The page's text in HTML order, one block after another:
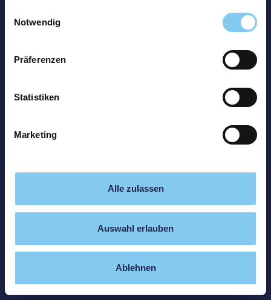
Notwendig
Präferenzen
Statistiken
Marketing
Alle zulassen
Auswahl erlauben
Ablehnen